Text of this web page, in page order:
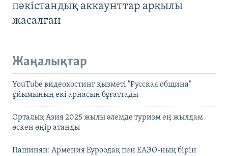
пәкістандық аккаунттар арқылы
жасалған
Жаңалықтар
YouTube видеохостинг қызметі "Русская община"
ұйымының екі арнасын бұғаттады
Орталық Азия 2025 жылы әлемде туризм ең жылдам
өскен өңір атанды
Пашинян: Армения Еуроодақ пен ЕАЭО-ның бірін